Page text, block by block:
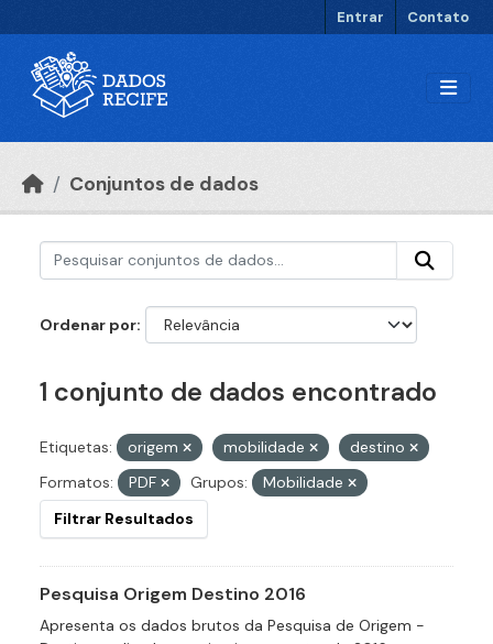
Entrar Contato
Conjuntos de dados
Ordenar por
1 conjunto de dados encontrado
Etiquetas: origem mobilidade
destino
Formatos:
PDF Grupos:
Mobilidade
Filtrar Resultados
Pesquisa Origem Destino 2016
Apresenta os dados brutos da Pesquisa de Origem -